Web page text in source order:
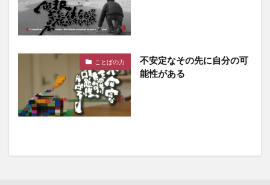
ことばの力
不安定なその先に自分の可
能性がある